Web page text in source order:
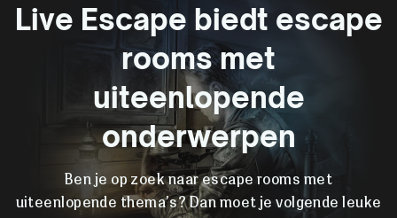
Live Escape biedt escape
rooms met
uiteenlopende
onderwerpen
Ben je op zoek naar escape rooms met
uiteenlopende thema’s? Dan moet je volgende leuke